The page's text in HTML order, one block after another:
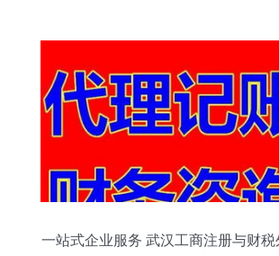
一站式企业服务 武汉工商注册与财